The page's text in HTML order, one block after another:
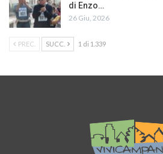
di Enzo…
26 Giu, 2026
PREC. SUCC. 1 di 1.339